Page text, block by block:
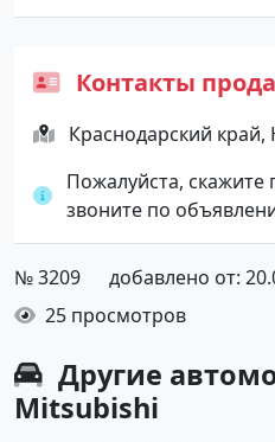
Контакты
Краснодарский край,
Пожалуйста, скажите
звоните по
№ 3209
добавлено от:
25 просмотров
Другие
Mitsubishi